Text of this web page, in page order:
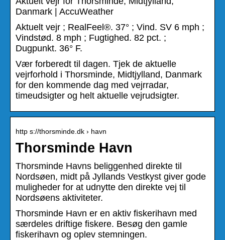
Danmark | AccuWeather
Aktuelt vejr ; RealFeel®. 37° ; Vind. SV 6 mph ;
Vindstød. 8 mph ; Fugtighed. 82 pct. ;
Dugpunkt. 36° F.
Vær forberedt til dagen. Tjek de aktuelle
vejrforhold i Thorsminde, Midtjylland, Danmark
for den kommende dag med vejrradar,
timeudsigter og helt aktuelle vejrudsigter.
http s://thorsminde.dk › havn
Thorsminde Havn
Thorsminde Havns beliggenhed direkte til
Nordsøen, midt på Jyllands Vestkyst giver gode
muligheder for at udnytte den direkte vej til
Nordsøens aktiviteter.
Thorsminde Havn er en aktiv fiskerihavn med
særdeles driftige fiskere. Besøg den gamle
fiskerihavn og oplev stemningen.